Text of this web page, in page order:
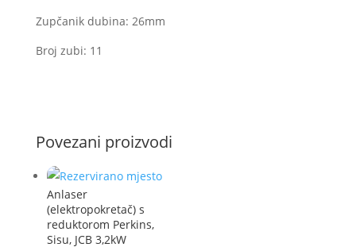
Zupčanik dubina: 26mm
Broj zubi: 11
Povezani proizvodi
Anlaser
(elektropokretač) s
reduktorom Perkins,
Sisu, JCB 3,2kW